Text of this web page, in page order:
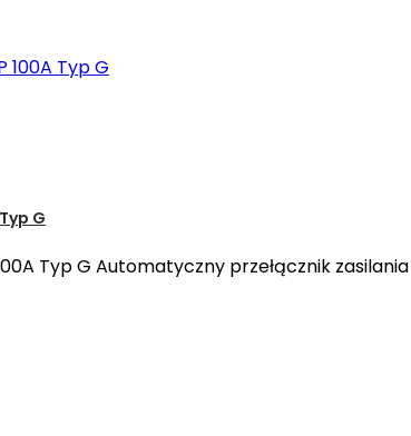
G
Typ G Automatyczny przełącznik